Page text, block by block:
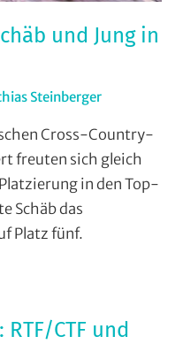
und Jung in
Steinberger
Country
RSC
Grünberg
Schotten
Cross-Country-
freuten sich gleich
in den Top-
Schäb das
Platz fünf.
CTF und